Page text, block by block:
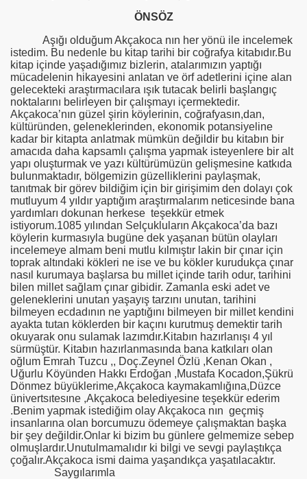
ÖNSÖZ
Aşığı olduğum Akçakoca nın her yönü ile incelemek
istedim. Bu nedenle bu kitap tarihi bir coğrafya kitabıdır.Bu
kitap içinde yaşadığımız bizlerin, atalarımızın yaptığı
mücadelenin hikayesini anlatan ve örf adetlerini içine alan
gelecekteki araştırmacılara ışık tutacak belirli başlangıç
noktalarını belirleyen bir çalışmayı içermektedir.
Akçakoca’nın güzel şirin köylerinin, coğrafyasın,dan,
kültüründen, geleneklerinden, ekonomik potansiyeline
kadar bir kitapta anlatmak mümkün değildir bu kitabın bir
amacıda daha kapsamlı çalışma yapmak isteyenlere bir alt
yapı oluşturmak ve yazı kültürümüzün gelişmesine katkıda
bulunmaktadır, bölgemizin güzelliklerini paylaşmak,
tanıtmak bir görev bildiğim için bir girişimim den dolayı çok
mutluyum 4 yıldır yaptığım araştırmalarım neticesinde bana
yardımları dokunan herkese teşekkür etmek
istiyorum.1085 yılından Selçukluların Akçakoca’da bazı
köylerin kurmasıyla bugüne dek yaşanan bütün olayları
incelemeye almam beni mutlu kılmıştır lakin bir çınar için
toprak altındaki kökleri ne ise ve bu kökler kurudukça çınar
nasıl kurumaya başlarsa bu millet içinde tarih odur, tarihini
bilen millet sağlam çınar gibidir. Zamanla eski adet ve
geleneklerini unutan yaşayış tarzını unutan, tarihini
bilmeyen ecdadının ne yaptığını bilmeyen bir millet kendini
ayakta tutan köklerden bir kaçını kurutmuş demektir tarih
okuyarak onu sulamak lazımdır.Kitabın hazırlanışı 4 yıl
sürmüştür. Kitabın hazırlanmasında bana katkıları olan
oğlum Emrah Tuzcu ,, Doç.Zeynel Özlü ,Kenan Okan ,
Uğurlu Köyünden Hakkı Erdoğan ,Mustafa Kocadon,Şükrü
Dönmez büyüklerime,Akçakoca kaymakamlığına,Düzce
ünivertsıtesıne ,Akçakoca belediyesine teşekkür ederim
.Benim yapmak istediğim olay Akçakoca nın geçmiş
insanlarına olan borcumuzu ödemeye çalışmaktan başka
bir şey değildir.Onlar ki bizim bu günlere gelmemize sebep
olmuşlardır.Unutulmamalıdır ki bilgi ve sevgi paylaştıkça
çoğalır.Akçakoca ismi daima yaşandıkça yaşatılacaktır.
Saygılarımla